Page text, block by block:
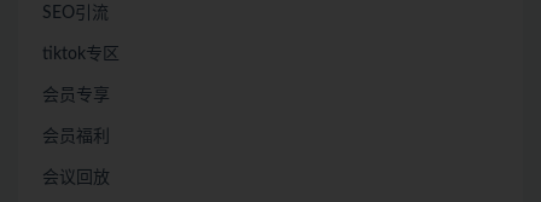
SEO引流
tiktok专区
会员专享
会员福利
会议回放